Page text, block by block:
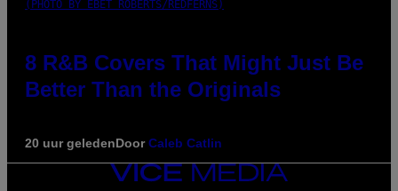
(PHOTO BY EBET ROBERTS/REDFERNS)
8 R&B Covers That Might Just Be
Better Than the Originals
20 uur geledenDoorCaleb Catlin
VICE
MEDIA